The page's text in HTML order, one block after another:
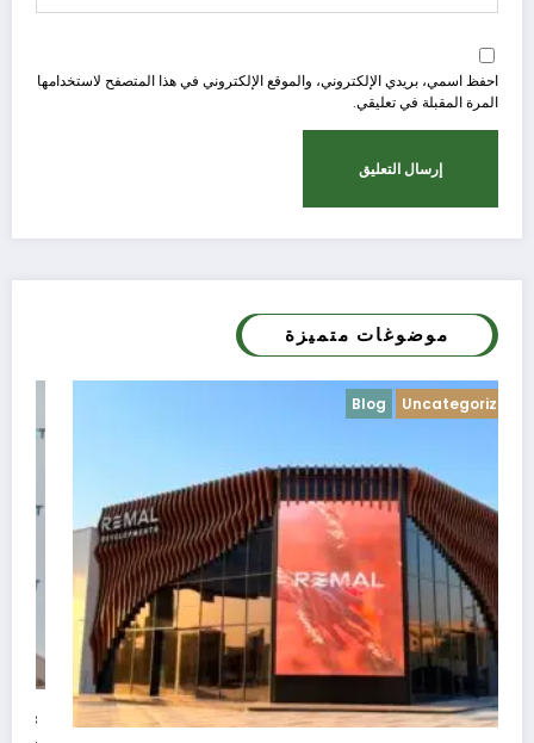
احفظ اسمي، بريدي الإلكتروني، والموقع الإلكتروني في هذا المتصفح لاستخدامها
المرة المقبلة في تعليقي.
موضوغات متميزة
Uncategorized